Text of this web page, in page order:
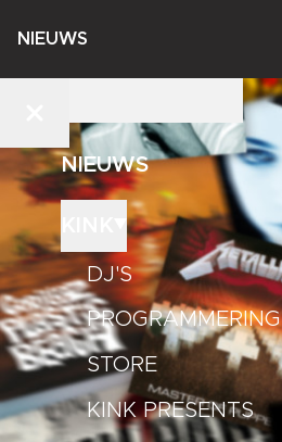
NIEUWS
NIEUWS
DJ'S
PROGRAMMERING
STORE
KINK PRESENTS